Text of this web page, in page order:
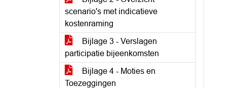
scenario's met indicatieve
kostenraming
Bijlage 3 - Verslagen
participatie bijeenkomsten
Bijlage 4 - Moties en
Toezeggingen